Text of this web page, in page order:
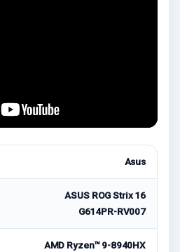
Asus
ASUS ROG Strix 16
G614PR-RV007
AMD Ryzen™ 9-8940HX